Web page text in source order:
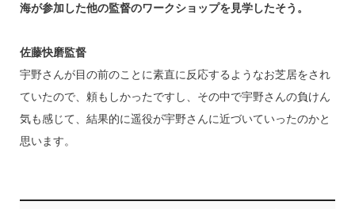
海が参加した他の監督のワークショップを見学したそう。
佐藤快磨監督
宇野さんが目の前のことに素直に反応するようなお芝居をされ
ていたので、頼もしかったですし、その中で宇野さんの負けん
気も感じて、結果的に遥役が宇野さんに近づいていったのかと
思います。